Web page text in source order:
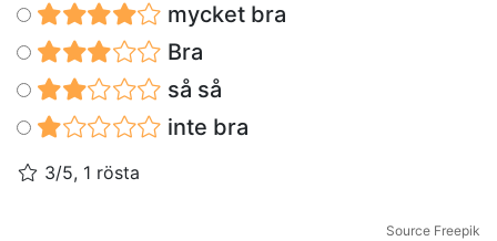
mycket bra
Bra
så så
inte bra
3/5, 1 rösta
Source Freepik